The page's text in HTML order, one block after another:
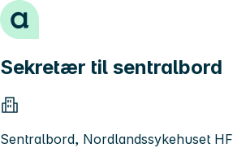
Hopp til innhold
Sekretær til sentralbord
Sentralbord, Nordlandssykehuset HF